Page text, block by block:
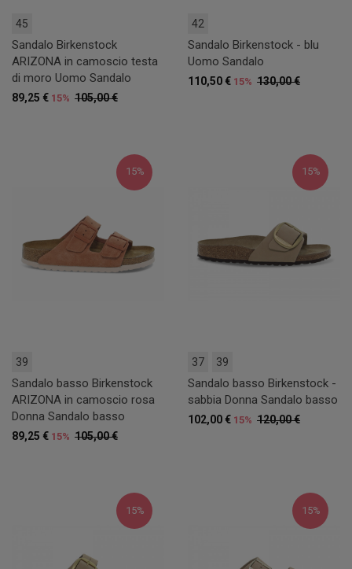
45
Sandalo Birkenstock
ARIZONA in camoscio testa
di moro Uomo Sandalo
105,00 €
89,25 € 15%
42
Sandalo Birkenstock - blu
Uomo Sandalo
130,00 €
110,50 € 15%
15%
39
Sandalo basso Birkenstock
ARIZONA in camoscio rosa
Donna Sandalo basso
105,00 €
89,25 € 15%
15%
37 39
Sandalo basso Birkenstock -
sabbia Donna Sandalo basso
120,00 €
102,00 € 15%
15% 15%